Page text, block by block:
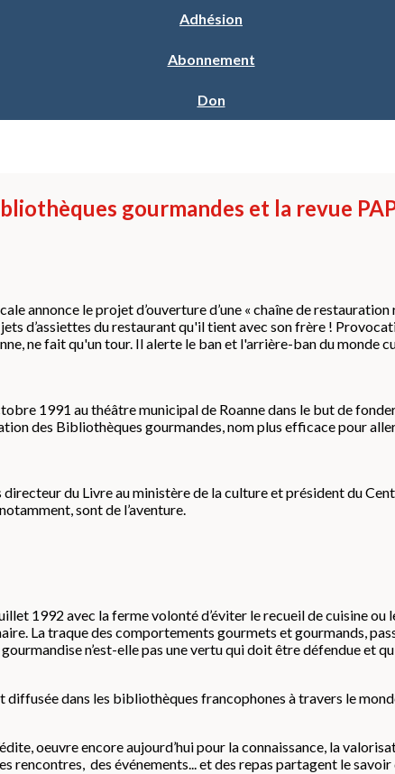
Adhésion
Abonnement
Don
gourmandes et la revue
annonce le projet d’ouverture d’une « chaîne de
d’assiettes du restaurant qu'il tient avec son frère !
ne fait qu'un tour. Il alerte le ban et l'arrière-ban du monde
1991 au théâtre municipal de Roanne dans le but de
des Bibliothèques gourmandes, nom plus efficace pour
du Livre au ministère de la culture et président du
sont de l’aventure.
1992 avec la ferme volonté d’éviter le recueil de cuisine ou
La traque des comportements gourmets et gourmands,
n’est-elle pas une vertu qui doit être défendue et
diffusée dans les bibliothèques francophones à travers le
oeuvre encore aujourd’hui pour la connaissance, la
rencontres, des événements... et des repas partagent le savoir